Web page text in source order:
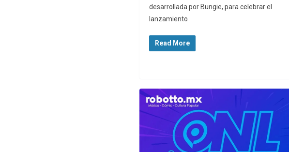
desarrollada por Bungie, para celebrar el
lanzamiento
Read More